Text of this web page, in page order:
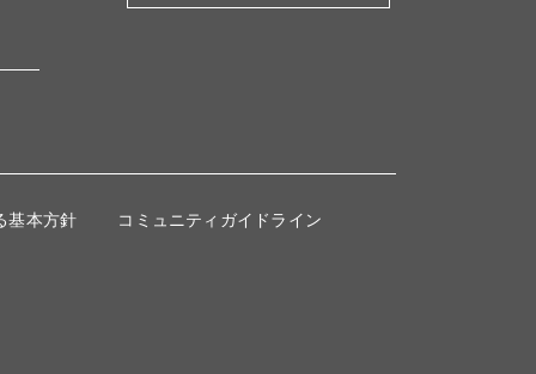
基本方針 コミュニティガイドライン